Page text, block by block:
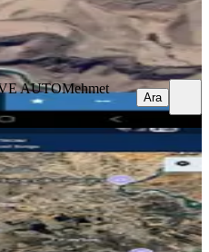
AUTOMehmet Şirin Çelik
AUTOMehmet
Ara
Olan Ve Hertürlü
Satlık Müstakl Arasa
m²·30.04.2026